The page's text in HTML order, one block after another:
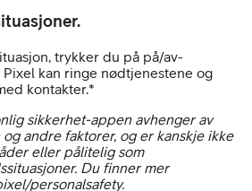
trykker du på på/av-
kan ringe nødtjenestene og
kontakter.*
sikkerhet-appen avhenger av
andre faktorer, og er kanskje ikke
eller pålitelig som
Du finner mer
personalsafety.